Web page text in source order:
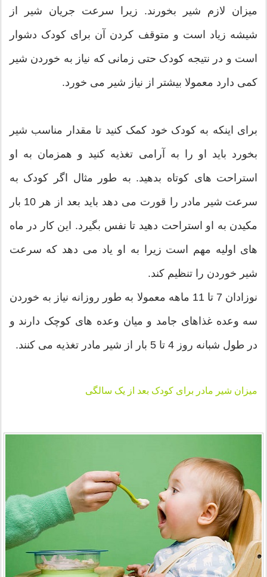
میزان لازم شیر بخورند. زیرا سرعت جریان شیر از
شیشه زیاد است و متوقف کردن آن برای کودک دشوار
است و در نتیجه کودک حتی زمانی که نیاز به خوردن شیر
کمی دارد معمولا بیشتر از نیاز شیر می خورد.
برای اینکه به کودک خود کمک کنید تا مقدار مناسب شیر
بخورد باید او را به آرامی تغذیه کنید و همزمان به او
استراحت های کوتاه بدهید. به طور مثال اگر کودک به
سرعت شیر مادر را قورت می دهد باید بعد از هر 10 بار
مکیدن به او استراحت دهید تا نفس بگیرد. این کار در ماه
های اولیه مهم است زیرا به او یاد می دهد که سرعت
شیر خوردن را تنظیم کند.
نوزادان 7 تا 11 ماهه معمولا به طور روزانه نیاز به خوردن
سه وعده غذاهای جامد و میان وعده های کوچک دارند و
در طول شبانه روز 4 تا 5 بار از شیر مادر تغذیه می کنند.
میزان شیر مادر برای کودک بعد از یک سالگی